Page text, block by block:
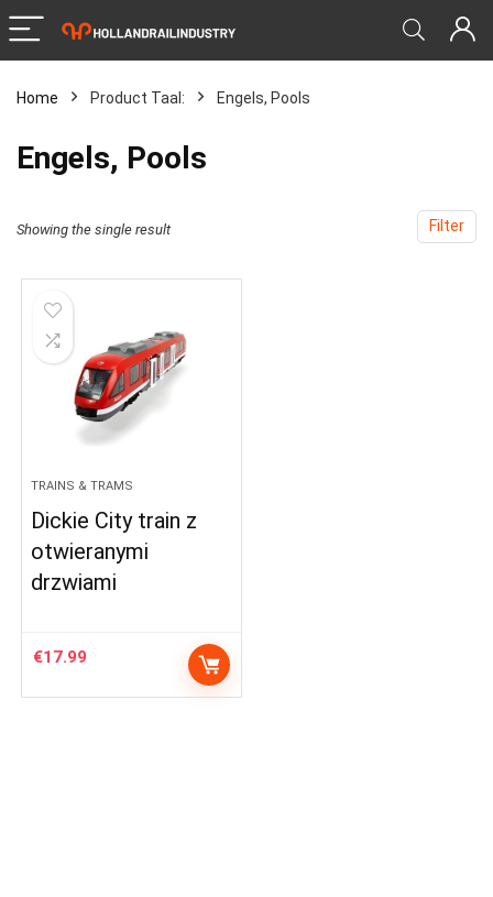
Home Product Taal: ‎Engels, Pools
‎Engels, Pools
Filter
Showing the single result
TRAINS & TRAMS
Dickie City train z
otwieranymi
drzwiami
€17.99